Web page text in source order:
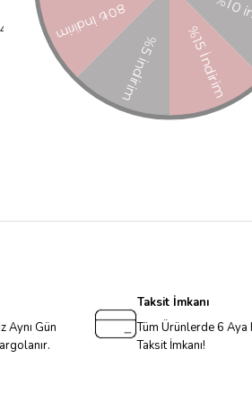
Aynı Gün
Taksit İmkanı
Tüm Ürünlerde 6 Aya
Taksit İmkanı!